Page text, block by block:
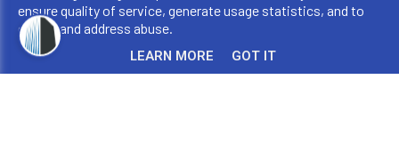
ensure quality of service, generate usage statistics, and to
detect and address abuse.
LEARN MORE GOT IT